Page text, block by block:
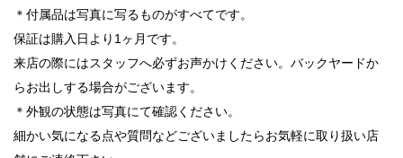
＊付属品は写真に写るものがすべてです。
保証は購入日より1ヶ月です。
来店の際にはスタッフへ必ずお声かけください。バックヤードか
らお出しする場合がございます。
＊外観の状態は写真にて確認ください。
細かい気になる点や質問などございましたらお気軽に取り扱い店